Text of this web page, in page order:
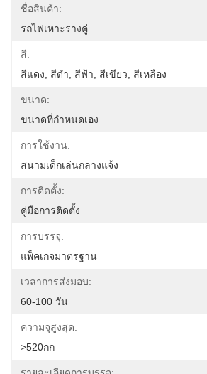
ชื่อสินค้า:
รถไฟเหาะรางคู่
สี:
สีแดง, สีดำ, สีฟ้า, สีเขียว, สีเหลือง
ขนาด:
ขนาดที่กำหนดเอง
การใช้งาน:
สนามเด็กเล่นกลางแจ้ง
การติดตั้ง:
คู่มือการติดตั้ง
การบรรจุ:
แพ็คเกจมาตรฐาน
เวลาการส่งมอบ:
60-100 วัน
ความจุสูงสุด:
>520กก